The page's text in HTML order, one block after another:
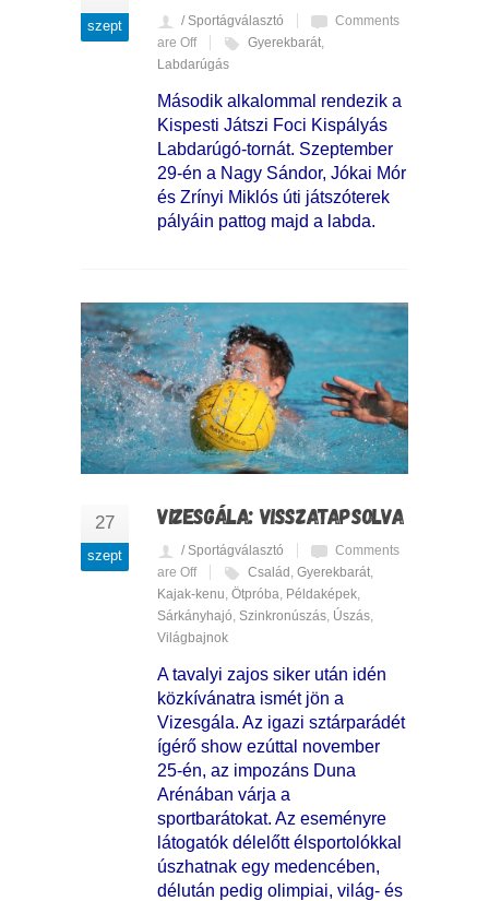
szept / Sportágválasztó
Comments
are Off
Gyerekbarát,
Labdarúgás
Második alkalommal rendezik a
Kispesti Játszi Foci Kispályás
Labdarúgó-tornát. Szeptember
29-én a Nagy Sándor, Jókai Mór
és Zrínyi Miklós úti játszóterek
pályáin pattog majd a labda.
27
szept
VIZESGÁLA: VISSZATAPSOLVA
/ Sportágválasztó
Comments
are Off
Család, Gyerekbarát,
Kajak-kenu, Ötpróba, Példaképek,
Sárkányhajó, Szinkronúszás, Úszás,
Világbajnok
A tavalyi zajos siker után idén
közkívánatra ismét jön a
Vizesgála. Az igazi sztárparádét
ígérő show ezúttal november
25-én, az impozáns Duna
Arénában várja a
sportbarátokat. Az eseményre
látogatók délelőtt élsportolókkal
úszhatnak egy medencében,
délután pedig olimpiai, világ- és